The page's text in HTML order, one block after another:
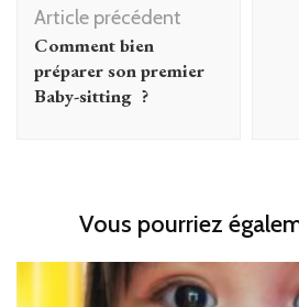
d'article
Article précédent
Comment bien
préparer son premier
Baby-sitting ?
Vous pourriez